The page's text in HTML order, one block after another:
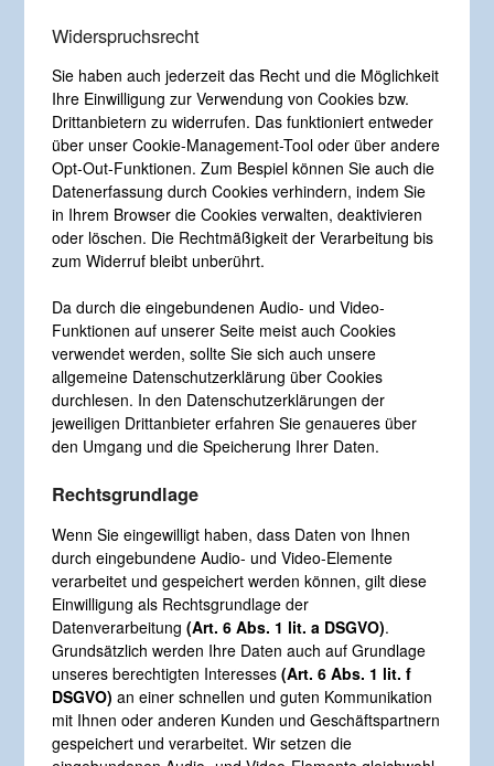
Widerspruchsrecht
Sie haben auch jederzeit das Recht und die Möglichkeit
Ihre Einwilligung zur Verwendung von Cookies bzw.
Drittanbietern zu widerrufen. Das funktioniert entweder
über unser Cookie-Management-Tool oder über andere
Opt-Out-Funktionen. Zum Bespiel können Sie auch die
Datenerfassung durch Cookies verhindern, indem Sie
in Ihrem Browser die Cookies verwalten, deaktivieren
oder löschen. Die Rechtmäßigkeit der Verarbeitung bis
zum Widerruf bleibt unberührt.
Da durch die eingebundenen Audio- und Video-
Funktionen auf unserer Seite meist auch Cookies
verwendet werden, sollte Sie sich auch unsere
allgemeine Datenschutzerklärung über Cookies
durchlesen. In den Datenschutzerklärungen der
jeweiligen Drittanbieter erfahren Sie genaueres über
den Umgang und die Speicherung Ihrer Daten.
Rechtsgrundlage
Wenn Sie eingewilligt haben, dass Daten von Ihnen
durch eingebundene Audio- und Video-Elemente
verarbeitet und gespeichert werden können, gilt diese
Einwilligung als Rechtsgrundlage der
Datenverarbeitung(Art. 6 Abs. 1 lit. a DSGVO).
Grundsätzlich werden Ihre Daten auch auf Grundlage
unseres berechtigten Interesses(Art. 6 Abs. 1 lit. f
DSGVO) an einer schnellen und guten Kommunikation
mit Ihnen oder anderen Kunden und Geschäftspartnern
gespeichert und verarbeitet. Wir setzen die